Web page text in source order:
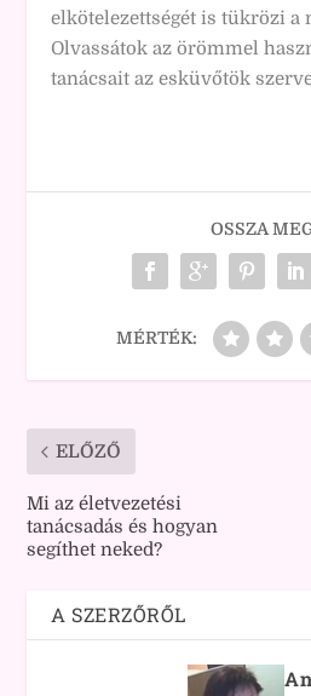
elkötelezettségét is tükrözi a
Olvassátok az örömmel
tanácsait az esküvőtök
OSSZA
MÉRTÉK:
ELŐZŐ
Mi az életvezetési
tanácsadás és hogyan
segíthet neked?
A SZERZŐRŐL